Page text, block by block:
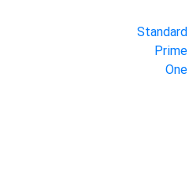
Standard
Prime
One